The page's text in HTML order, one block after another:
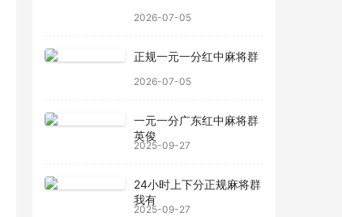
2026-07-05
正规一元一分红中麻将群
2026-07-05
一元一分广东红中麻将群
英俊
2025-09-27
24小时上下分正规麻将群
我有
2025-09-27